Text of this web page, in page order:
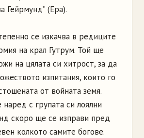
Гейрмунд” (Ера).
се изкачва в редиците
на крал Гутрум. Той ще
на цялата си хитрост, за да
изпитания, които го
от войната земя.
с групата си лоялни
скоро ще се изправи пред
колкото самите богове.